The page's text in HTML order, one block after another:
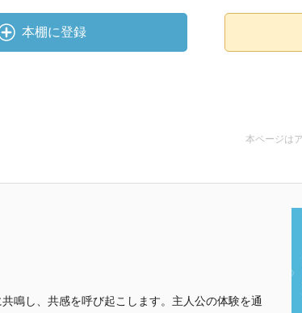
本棚に登録
本ページは
鳴し、共感を呼び起こします。主人公の体験を通